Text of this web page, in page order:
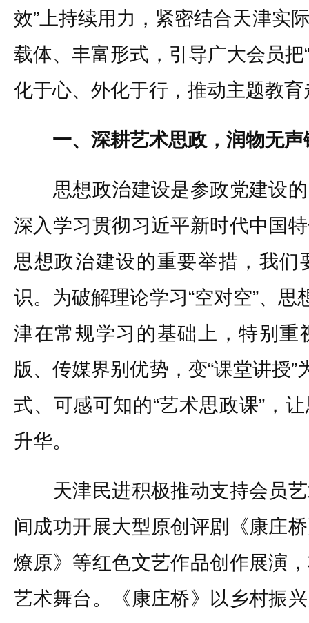
效”上持续用力，紧密结合天津实
载体、丰富形式，引导广大会员把
化于心、外化于行，推动主题教
一、深耕艺术思政，润物无
思想政治建设是参政党建设的
深入学习贯彻习近平新时代中国
思想政治建设的重要举措，我们
识。为破解理论学习“空对空”、思
津在常规学习的基础上，特别重
版、传媒界别优势，变“课堂讲授”
式、可感可知的“艺术思政课”，
升华。
天津民进积极推动支持会员艺
间成功开展大型原创评剧《康庄
燎原》等红色文艺作品创作展演
艺术舞台。《康庄桥》以乡村振